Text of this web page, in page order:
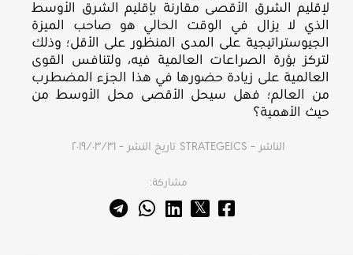
لإقليم الشرق الأقصى مقارنة بإقليم الشرق الأوسط
الذي لا يزال في الوقت الحالي هو صاحب الميزة
الجيوستراتيجية على المدى المنظور على الأقل؛ وذلك
لتركز بؤرة الصراعات العالمية فيه، ولتنافس القوى
العالمية على زيادة حضورها في هذا الجزء المضطرب
من العالم؛ فهل سيحل الأقصى محل الأوسط من
حيث الأهمية؟
الناشر – STRATEGEICS تاريخ النشر – ٣١‏/٠٣‏/٢٠١٩
مشاركة: